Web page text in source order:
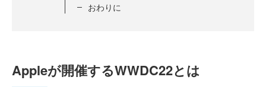
おわりに
Appleが開催するWWDC22とは